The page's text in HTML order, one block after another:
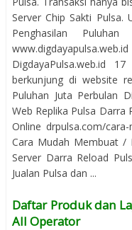
Server Chip Sakti Pulsa.
Penghasilan
DigdayaPulsa.web.id
berkunjung di website
Puluhan Juta Perbulan
Web Replika Pulsa Darra
Online drpulsa.com/
Cara Mudah Membuat /
Server Darra Reload
Jualan Pulsa dan ...
Daftar Produk dan
All Operator